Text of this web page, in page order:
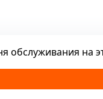
Каталог
обслуживания на